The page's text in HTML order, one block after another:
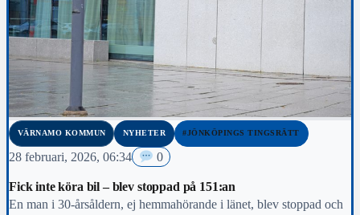
VÄRNAMO KOMMUN NYHETER #JÖNKÖPINGS TINGSRÄTT
28 februari, 2026, 06:34 0
Fick inte köra bil – blev stoppad på 151:an
En man i 30-årsåldern, ej hemmahörande i länet, blev stoppad och